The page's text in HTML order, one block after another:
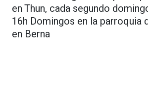
en Thun, cada segundo
16h Domingos en la parroquia
en Berna